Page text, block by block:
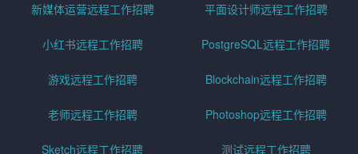
新媒体运营远程工作招聘 平面设计师远程工作招聘
小红书远程工作招聘 PostgreSQL远程工作招聘
游戏远程工作招聘 Blockchain远程工作招聘
老师远程工作招聘 Photoshop远程工作招聘
Sketch远程工作招聘 测试远程工作招聘